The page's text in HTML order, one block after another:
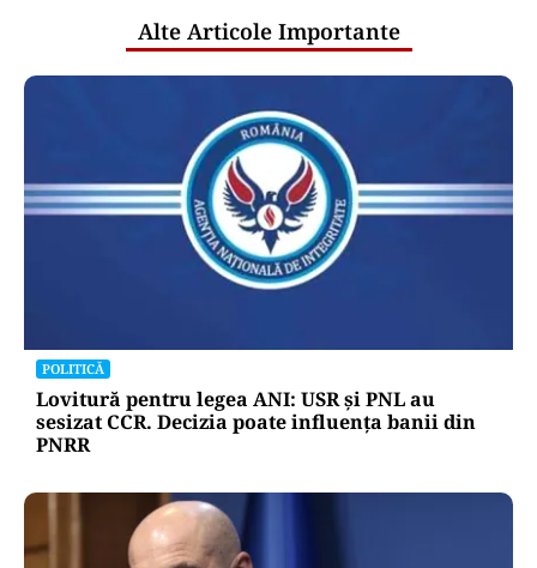
Alte Articole Importante
POLITICĂ
Lovitură pentru legea ANI: USR și PNL au
sesizat CCR. Decizia poate influența banii din
PNRR